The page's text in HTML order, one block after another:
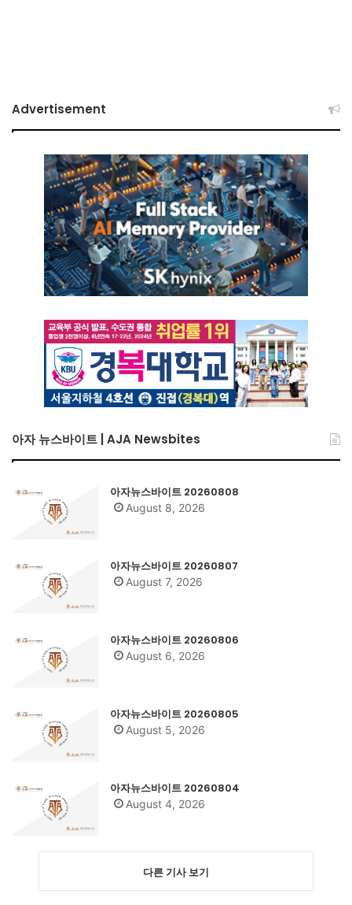
Advertisement
아자 뉴스바이트 | AJA Newsbites
아자뉴스바이트 20260808
August 8, 2026
아자뉴스바이트 20260807
August 7, 2026
아자뉴스바이트 20260806
August 6, 2026
아자뉴스바이트 20260805
August 5, 2026
아자뉴스바이트 20260804
August 4, 2026
다른 기사 보기